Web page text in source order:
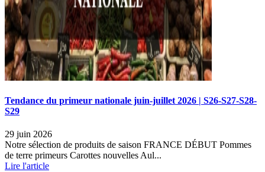
Tendance du primeur nationale juin-juillet 2026 | S26-S27-S28-
S29
29 juin 2026
Notre sélection de produits de saison FRANCE DÉBUT Pommes
de terre primeurs Carottes nouvelles Aul...
Lire l'article